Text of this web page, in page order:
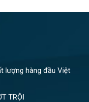
lượng hàng đầu Việt
TRỘI